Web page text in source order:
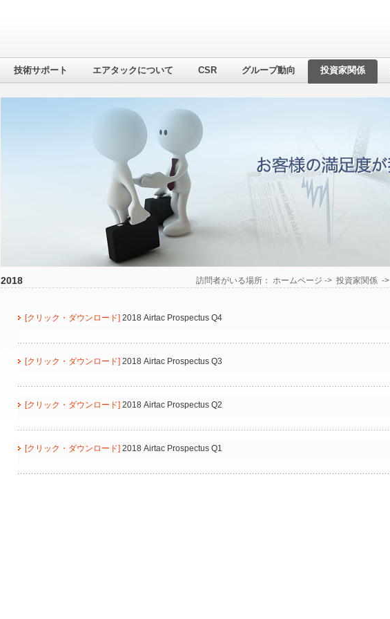
技術サポート エアタックについて CSR グループ動向 投資家関係
2018 訪問者がいる場所： ホームページ -> 投資家関係->
[クリック・ダウンロード] 2018 Airtac Prospectus Q4
[クリック・ダウンロード] 2018 Airtac Prospectus Q3
[クリック・ダウンロード] 2018 Airtac Prospectus Q2
[クリック・ダウンロード] 2018 Airtac Prospectus Q1